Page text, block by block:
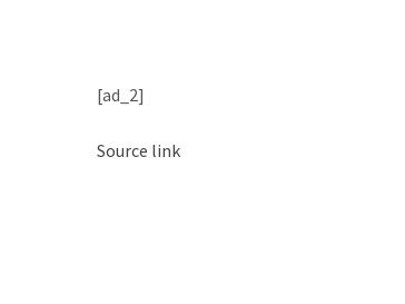
[ad_2]
Source link